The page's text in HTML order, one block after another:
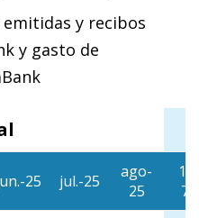
y recibos
y gasto de
25 jul.-25
ago-
25
1/
7/